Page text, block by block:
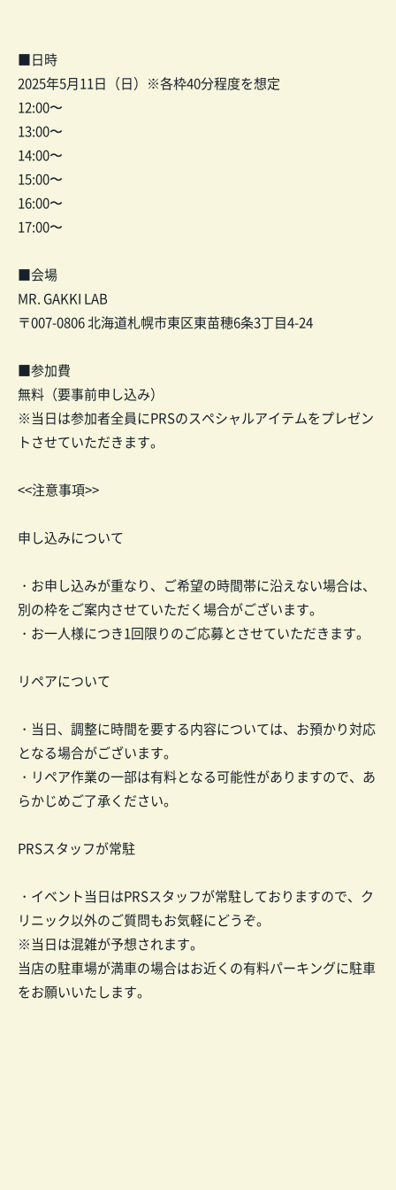
■日時
2025年5月11日（日）※各枠40分程度を想定
12:00〜
13:00〜
14:00〜
15:00〜
16:00〜
17:00〜
■会場
MR. GAKKI LAB
〒007-0806 北海道札幌市東区東苗穂6条3丁目4-24
■参加費
無料（要事前申し込み）
※当日は参加者全員にPRSのスペシャルアイテムをプレゼン
トさせていただきます。
<<注意事項>>
申し込みについて
・お申し込みが重なり、ご希望の時間帯に沿えない場合は、
別の枠をご案内させていただく場合がございます。
・お一人様につき1回限りのご応募とさせていただきます。
リペアについて
・当日、調整に時間を要する内容については、お預かり対応
となる場合がございます。
・リペア作業の一部は有料となる可能性がありますので、あ
らかじめご了承ください。
PRSスタッフが常駐
・イベント当日はPRSスタッフが常駐しておりますので、ク
リニック以外のご質問もお気軽にどうぞ。
※当日は混雑が予想されます。
当店の駐車場が満車の場合はお近くの有料パーキングに駐車
をお願いいたします。